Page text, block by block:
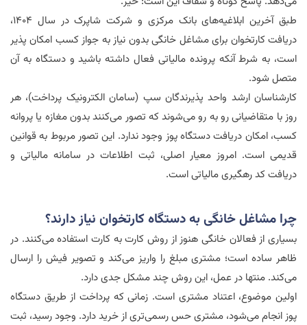
طبق آخرین ابلاغیه‌های بانک مرکزی و شرکت شاپرک
در سال ۱۴۰۴،
دریافت کارتخوان برای مشاغل خانگی بدون نیاز به جواز کسب امکان پذیر
است، به شرط آنکه پرونده مالیاتی فعال داشته باشید و دستگاه به آن
متصل شود.
کارشناسان ارشد واحد پذیرندگان سپ (سامان الکترونیک پرداخت)، هر
روز با متقاضیانی رو به رو می‌شوند که تصور می‌کنند بدون مغازه یا پروانه
کسب، امکان دریافت دستگاه پوز وجود ندارد. این تصور مربوط به قوانین
قدیمی است. امروز معیار اصلی، ثبت اطلاعات در سامانه مالیاتی و
دریافت کد رهگیری مالیاتی است.
چرا مشاغل خانگی به دستگاه کارتخوان نیاز دارند؟
بسیاری از فعالان خانگی هنوز از روش کارت به کارت استفاده می‌کنند. در
ظاهر ساده است؛ مشتری مبلغ را واریز می‌کند و تصویر فیش را ارسال
می‌کند. منتها در عمل، این روش چند مشکل جدی دارد.
اولین موضوع، اعتناد مشتری است. زمانی که پرداخت از طریق دستگاه
پوز انجام می‌شود، مشتری حس رسمی‌تری از خرید دارد. وجود رسید، ثبت